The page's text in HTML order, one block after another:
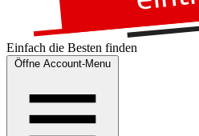
Einfach die Besten finden
Öffne Account-Menu